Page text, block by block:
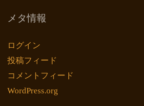
メタ情報
ログイン
投稿フィード
コメントフィード
WordPress.org